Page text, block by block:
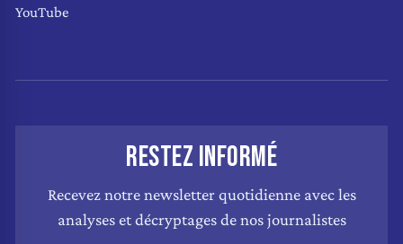
YouTube
RESTEZ INFORMÉ
Recevez notre newsletter quotidienne avec les
analyses et décryptages de nos journalistes